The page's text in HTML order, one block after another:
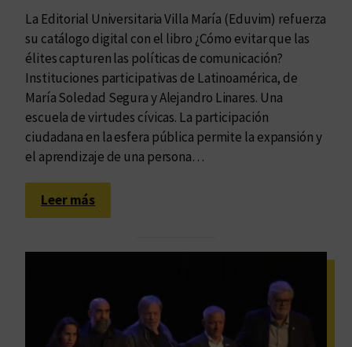
s
c
r
i
t
o
s
i
c
i
p
a
r
d
e
l
a
n
a
La Editorial Universitaria Villa María (Eduvim) refuerza
su catálogo digital con el libro ¿Cómo evitar que las
élites capturen las políticas de comunicación?
Instituciones participativas de Latinoamérica, de
María Soledad Segura y Alejandro Linares. Una
escuela de virtudes cívicas. La participación
ciudadana en la esfera pública permite la expansión y
el aprendizaje de una persona…
Leer más:
U
s
c
u